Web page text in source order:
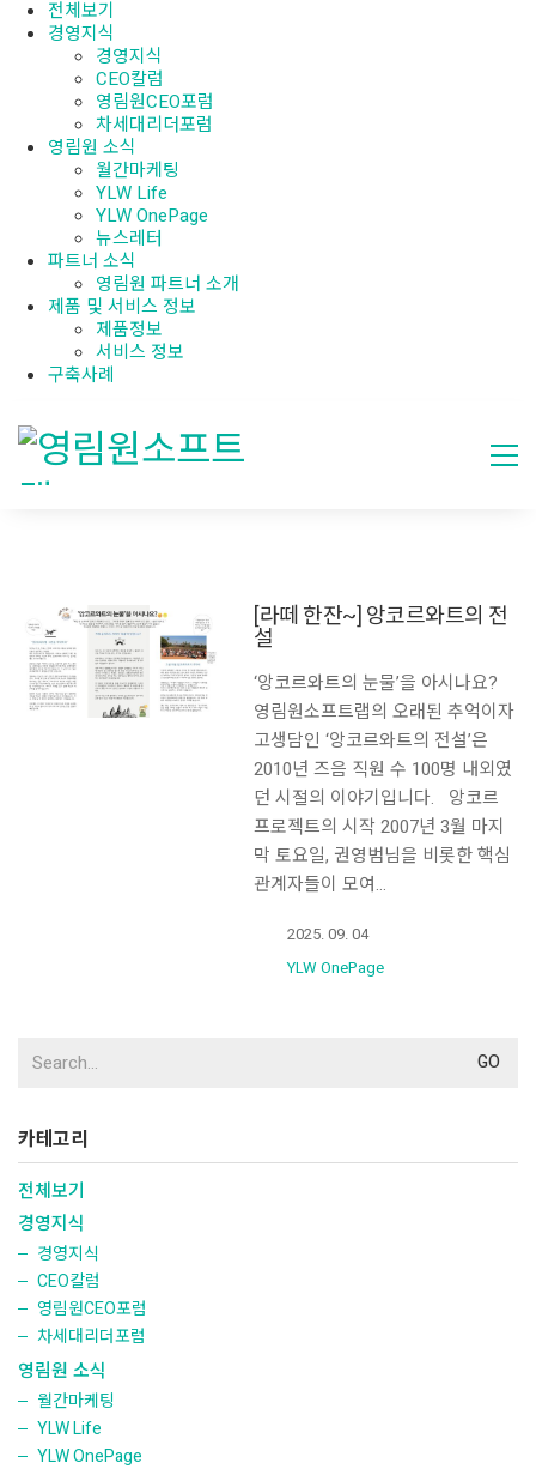
전체보기
경영지식
경영지식
CEO칼럼
영림원CEO포럼
차세대리더포럼
영림원 소식
월간마케팅
YLW Life
YLW OnePage
뉴스레터
파트너 소식
영림원 파트너 소개
제품 및 서비스 정보
제품정보
서비스 정보
구축사례
[라떼 한잔~] 앙코르와트의 전
설
‘앙코르와트의 눈물’을 아시나요?
영림원소프트랩의 오래된 추억이자
고생담인 ‘앙코르와트의 전설’은
2010년 즈음 직원 수 100명 내외였
던 시절의 이야기입니다. 앙코르
프로젝트의 시작 2007년 3월 마지
막 토요일, 권영범님을 비롯한 핵심
관계자들이 모여…
2025. 09. 04
YLW OnePage
for:
카테고리
전체보기
경영지식
경영지식
CEO칼럼
영림원CEO포럼
차세대리더포럼
영림원 소식
월간마케팅
YLW Life
YLW OnePage